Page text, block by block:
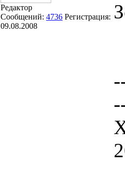
Редактор
Сообщений: 4736 Регистрация:
09.08.2008